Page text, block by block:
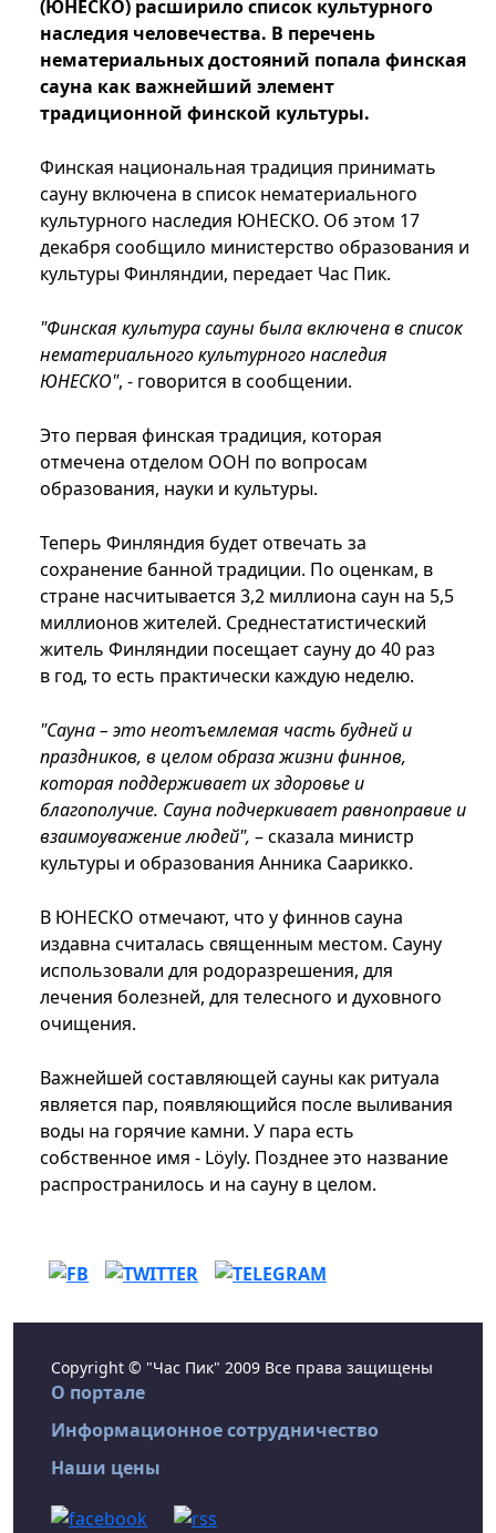
(ЮНЕСКО) расширило список культурного
наследия человечества. В перечень
нематериальных достояний попала финская
сауна как важнейший элемент
традиционной финской культуры.
Финская национальная традиция принимать
сауну включена в список нематериального
культурного наследия ЮНЕСКО. Об этом 17
декабря сообщило министерство образования и
культуры Финляндии, передает Час Пик.
"Финская культура сауны была включена в список
нематериального культурного наследия
ЮНЕСКО", - говорится в сообщении.
Это первая финская традиция, которая
отмечена отделом ООН по вопросам
образования, науки и культуры.
Теперь Финляндия будет отвечать за
сохранение банной традиции. По оценкам, в
стране насчитывается 3,2 миллиона саун на 5,5
миллионов жителей. Среднестатистический
житель Финляндии посещает сауну до 40 раз
в год, то есть практически каждую неделю.
"Сауна – это неотъемлемая часть будней и
праздников, в целом образа жизни финнов,
которая поддерживает их здоровье и
благополучие. Сауна подчеркивает равноправие и
взаимоуважение людей", – сказала министр
культуры и образования Анника Саарикко.
В ЮНЕСКО отмечают, что у финнов сауна
издавна считалась священным местом. Сауну
использовали для родоразрешения, для
лечения болезней, для телесного и духовного
очищения.
Важнейшей составляющей сауны как ритуала
является пар, появляющийся после выливания
воды на горячие камни. У пара есть
собственное имя - Löyly. Позднее это название
распространилось и на сауну в целом.
Copyright © "Час Пик" 2009 Все права защищены
О портале
Информационное сотрудничество
Наши цены